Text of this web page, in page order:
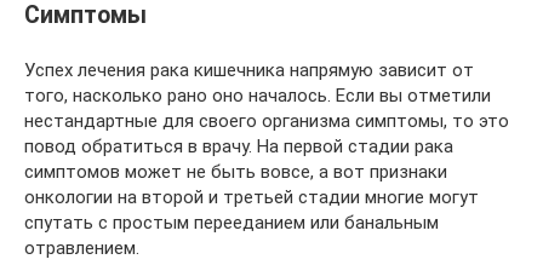
Симптомы
Успех лечения рака кишечника напрямую зависит от
того, насколько рано оно началось. Если вы отметили
нестандартные для своего организма симптомы, то это
повод обратиться в врачу. На первой стадии рака
симптомов может не быть вовсе, а вот признаки
онкологии на второй и третьей стадии многие могут
спутать с простым перееданием или банальным
отравлением.